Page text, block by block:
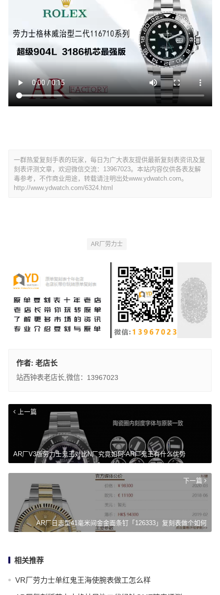
一群热爱复刻手表的玩家，每日为广大表友提供最新复刻表资讯及复
刻表评测文章，欢迎微信交流：13967023。本站内容仅供各表友解
毒参考，不作商业用途，转载请注明出处www.ydwatch.com。
http://www.ydwatch.com/6324.html
AR厂劳力士
作者: 老店长
站西钟表老店长,微信：13967023
上一篇
AR厂V3版劳力士鬼王对比N厂究竟如何-AR厂鬼王有什么优势
下一篇
AR厂日志型41毫米间金金面条钉「126333」复刻表做个如何
相关推荐
VR厂劳力士单红鬼王海使腕表做工怎么样